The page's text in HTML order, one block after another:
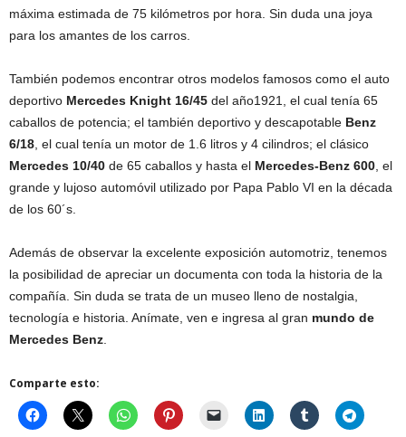
máxima estimada de 75 kilómetros por hora. Sin duda una joya
para los amantes de los carros.
También podemos encontrar otros modelos famosos como el auto
deportivo Mercedes Knight 16/45 del año1921, el cual tenía 65
caballos de potencia; el también deportivo y descapotable Benz
6/18 , el cual tenía un motor de 1.6 litros y 4 cilindros; el clásico
Mercedes 10/40 de 65 caballos y hasta el Mercedes-Benz 600 , el
grande y lujoso automóvil utilizado por Papa Pablo VI en la década
de los 60´s.
Además de observar la excelente exposición automotriz, tenemos
la posibilidad de apreciar un documenta con toda la historia de la
compañía. Sin duda se trata de un museo lleno de nostalgia,
tecnología e historia. Anímate, ven e ingresa al gran mundo de
Mercedes Benz
Comparte esto: